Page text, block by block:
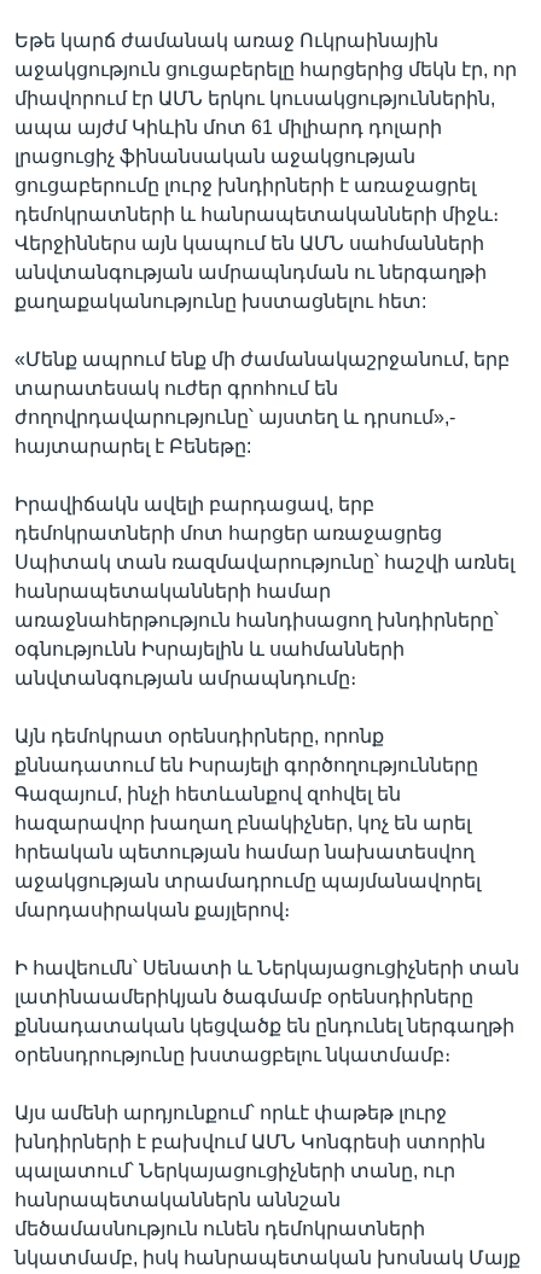
Եթե կարճ ժամանակ առաջ Ուկրաինային
աջակցություն ցուցաբերելը հարցերից մեկն էր, որ
միավորում էր ԱՄՆ երկու կուսակցություններին,
ապա այժմ Կիևին մոտ 61 միլիարդ դոլարի
լրացուցիչ ֆինանսական աջակցության
ցուցաբերումը լուրջ խնդիրների է առաջացրել
դեմոկրատների և հանրապետականների միջև։
Վերջիններս այն կապում են ԱՄՆ սահմանների
անվտանգության ամրապնդման ու ներգաղթի
քաղաքականությունը խստացնելու հետ:
«Մենք ապրում ենք մի ժամանակաշրջանում, երբ
տարատեսակ ուժեր գրոհում են
ժողովրդավարությունը՝ այստեղ և դրսում»,-
հայտարարել է Բենեթը:
Իրավիճակն ավելի բարդացավ, երբ
դեմոկրատների մոտ հարցեր առաջացրեց
Սպիտակ տան ռազմավարությունը՝ հաշվի առնել
հանրապետականների համար
առաջնահերթություն հանդիսացող խնդիրները՝
օգնությունն Իսրայելին և սահմանների
անվտանգության ամրապնդումը։
Այն դեմոկրատ օրենսդիրները, որոնք
քննադատում են Իսրայելի գործողությունները
Գազայում, ինչի հետևանքով զոհվել են
հազարավոր խաղաղ բնակիչներ, կոչ են արել
հրեական պետության համար նախատեսվող
աջակցության տրամադրումը պայմանավորել
մարդասիրական քայլերով։
Ի հավեումն՝ Սենատի և Ներկայացուցիչների տան
լատինաամերիկյան ծագմամբ օրենսդիրները
քննադատական կեցվածք են ընդունել ներգաղթի
օրենսդրությունը խստացբելու նկատմամբ։
Այս ամենի արդյունքում՝ որևէ փաթեթ լուրջ
խնդիրների է բախվում ԱՄՆ Կոնգրեսի ստորին
պալատում՝ Ներկայացուցիչների տանը, ուր
հանրապետականներն աննշան
մեծամասնություն ունեն դեմոկրատների
նկատմամբ, իսկ հանրապետական խոսնակ Մայք